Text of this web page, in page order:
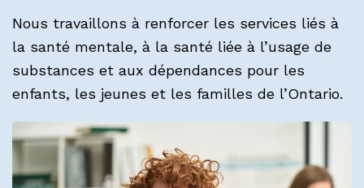
Nous travaillons à renforcer les services liés à
la santé mentale, à la santé liée à l’usage de
substances et aux dépendances pour les
enfants, les jeunes et les familles de l’Ontario.